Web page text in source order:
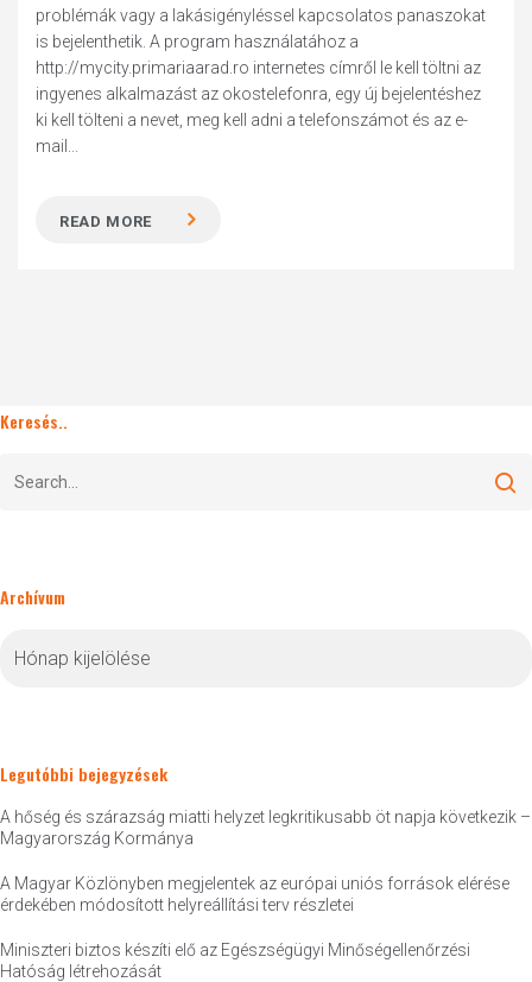
problémák vagy a lakásigényléssel kapcsolatos panaszokat
is bejelenthetik. A program használatához a
http://mycity.primariaarad.ro internetes címről le kell töltni az
ingyenes alkalmazást az okostelefonra, egy új bejelentéshez
ki kell tölteni a nevet, meg kell adni a telefonszámot és az e-
mail...
READ MORE
Keresés..
Archívum
Legutóbbi bejegyzések
A hőség és szárazság miatti helyzet legkritikusabb öt napja következik –
Magyarország Kormánya
A Magyar Közlönyben megjelentek az európai uniós források elérése
érdekében módosított helyreállítási terv részletei
Miniszteri biztos készíti elő az Egészségügyi Minőségellenőrzési
Hatóság létrehozását